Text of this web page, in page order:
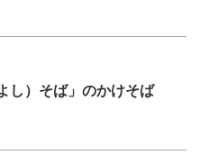
し）そば」のかけそば